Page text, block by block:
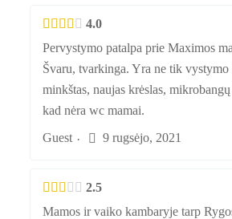
4.0
Pervystymo patalpa prie Maximos
Švaru, tvarkinga. Yra ne tik vystymo
minkštas, naujas krėslas,
kad nėra wc mamai.
Guest · 9 rugsėjo, 2021
2.5
Mamos ir vaiko kambaryje tarp